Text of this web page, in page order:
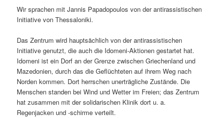
Wir sprachen mit Jannis Papadopoulos von der antirassistischen
Initiative von Thessaloniki.
Das Zentrum wird hauptsächlich von der antirassistischen
Initiative genutzt, die auch die Idomeni-Aktionen gestartet hat.
Idomeni ist ein Dorf an der Grenze zwischen Griechenland und
Mazedonien, durch das die Geflüchteten auf ihrem Weg nach
Norden kommen. Dort herrschen unerträgliche Zustände. Die
Menschen standen bei Wind und Wetter im Freien; das Zentrum
hat zusammen mit der solidarischen Klinik dort u. a.
Regenjacken und -schirme verteilt.